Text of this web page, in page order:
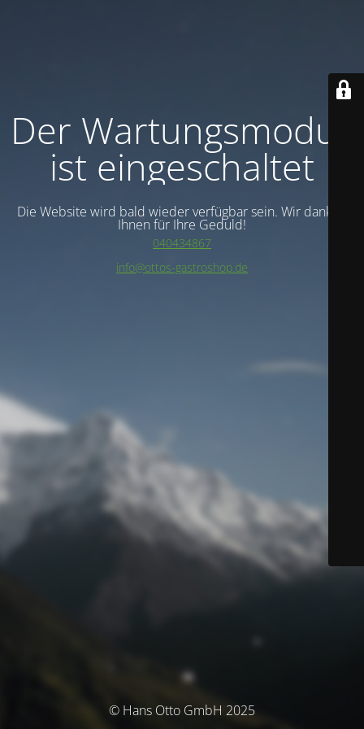
Der Wartungsmodus
ist eingeschaltet
Die Website wird bald wieder verfügbar sein. Wir danken
Ihnen für Ihre Geduld!
040434867
info@ottos-gastroshop.de
© Hans Otto GmbH 2025